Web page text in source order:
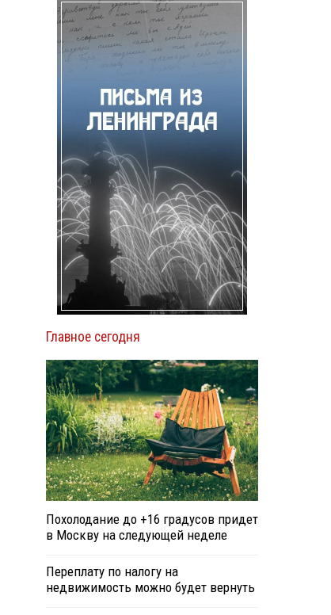
Главное сегодня
Похолодание до +16 градусов придет
в Москву на следующей неделе
Переплату по налогу на
недвижимость можно будет вернуть